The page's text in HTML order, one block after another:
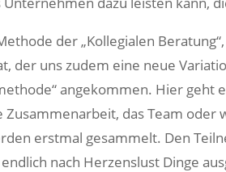
der „Kollegialen
der uns zudem eine neue
angekommen. Hier geht
Zusammenarbeit, das Team oder
erstmal gesammelt. Den
nach Herzenslust Dinge